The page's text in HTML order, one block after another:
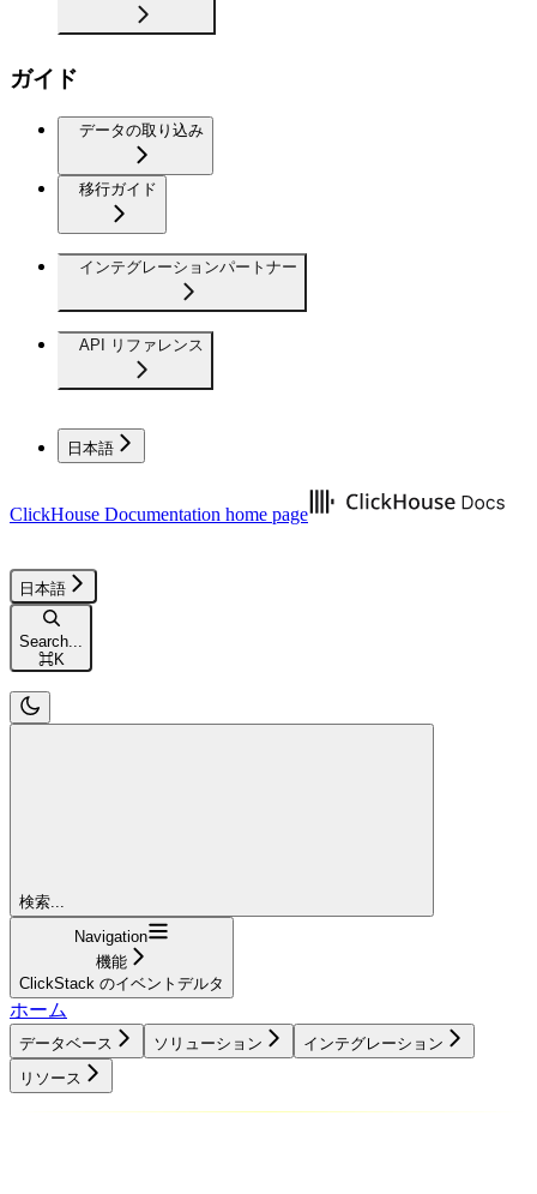
ガイド
データの取り込み
移行ガイド
インテグレーションパートナー
API リファレンス
日本語
ClickHouse Documentation home page
日本語
Search...
⌘K
検索...
Navigation
機能
ClickStack のイベントデルタ
ホーム
データベース ソリューション
インテグレーション
リソース